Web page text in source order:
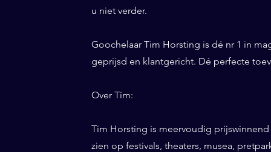
u niet verder.
Goochelaar Tim Horsting is dé nr 1 in
geprijsd en klantgericht. Dé perfecte
Over Tim:
Tim Horsting is meervoudig
zien op festivals, theaters, musea,